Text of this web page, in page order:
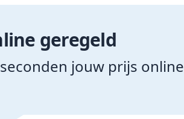
geregeld
jouw prijs online